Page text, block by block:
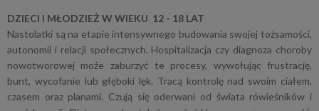
DZIECI I MŁODZIEŻ W WIEKU 12 - 18 LAT
Nastolatki są na etapie intensywnego budowania swojej tożsamości,
autonomii i relacji społecznych. Hospitalizacja czy diagnoza choroby
nowotworowej może zaburzyć te procesy, wywołując frustrację,
bunt, wycofanie lub głęboki lęk. Tracą kontrolę nad swoim ciałem,
czasem oraz planami. Czują się oderwani od świata rówieśników i